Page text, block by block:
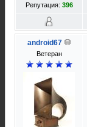
Репутация: 396
android67
Ветеран